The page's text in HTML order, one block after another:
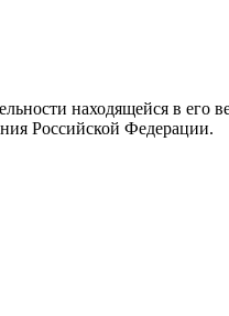
находящейся в его
Российской Федерации.